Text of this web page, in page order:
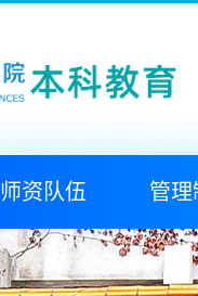
师资队伍 管理